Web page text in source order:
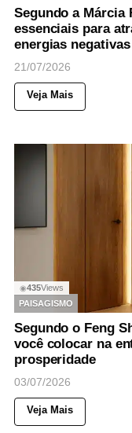
Segundo a Márcia
essenciais para
energias negativas
21/07/2026
Veja Mais
◉435Views
PAISAGISMO
Segundo o Feng
você colocar na
prosperidade
03/07/2026
Veja Mais